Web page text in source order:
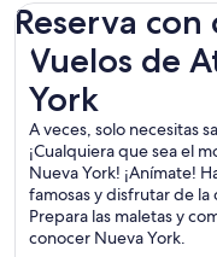
Reserva con
Vuelos de
York
A veces, solo necesitas
¡Cualquiera que sea el
Nueva York! ¡Anímate!
famosas y disfrutar de la
Prepara las maletas y
conocer Nueva York.
Vuelos de Atlanta a